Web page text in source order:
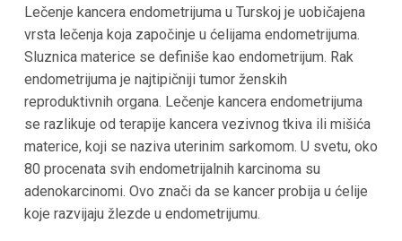
Lečenje kancera endometrijuma u Turskoj je uobičajena
vrsta lečenja koja započinje u ćelijama endometrijuma.
Sluznica materice se definiše kao endometrijum. Rak
endometrijuma je najtipičniji tumor ženskih
reproduktivnih organa. Lečenje kancera endometrijuma
se razlikuje od terapije kancera vezivnog tkiva ili mišića
materice, koji se naziva uterinim sarkomom. U svetu, oko
80 procenata svih endometrijalnih karcinoma su
adenokarcinomi. Ovo znači da se kancer probija u ćelije
koje razvijaju žlezde u endometrijumu.